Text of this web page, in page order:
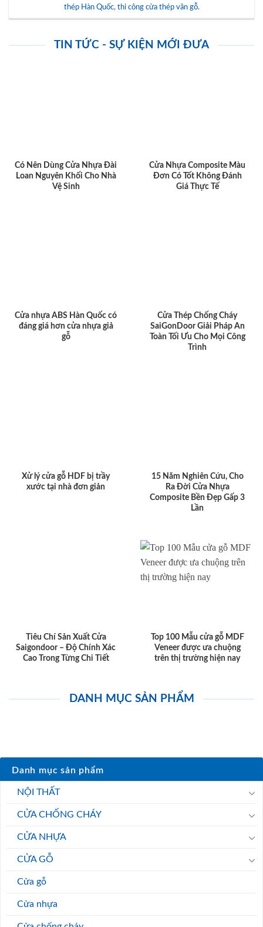
thép Hàn Quốc, thi công cửa thép vân gỗ.
TIN TỨC - SỰ KIỆN MỚI ĐƯA
Có Nên Dùng Cửa Nhựa Đài
Loan Nguyên Khối Cho Nhà
Vệ Sinh
Cửa Nhựa Composite Màu
Đơn Có Tốt Không Đánh
Giá Thực Tế
Cửa nhựa ABS Hàn Quốc có
đáng giá hơn cửa nhựa giả
gỗ
Cửa Thép Chống Cháy
SaiGonDoor Giải Pháp An
Toàn Tối Ưu Cho Mọi Công
Trình
Xử lý cửa gỗ HDF bị trầy
xước tại nhà đơn giản
15 Năm Nghiên Cứu, Cho
Ra Đời Cửa Nhựa
Composite Bền Đẹp Gấp 3
Lần
Tiêu Chí Sản Xuất Cửa
Saigondoor – Độ Chính Xác
Cao Trong Từng Chi Tiết
Top 100 Mẫu cửa gỗ MDF
Veneer được ưa chuộng
trên thị trường hiện nay
DANH MỤC SẢN PHẨM
Danh mục sản phẩm
NỘI THẤT
CỬA CHỐNG CHÁY
CỬA NHỰA
CỬA GỖ
Cửa gỗ
Cửa nhựa